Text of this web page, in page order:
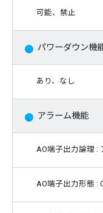
可能、禁止
パワーダウン機
あり、なし
アラーム機能
AO端子出力論理 :
AO端子出力形態 :